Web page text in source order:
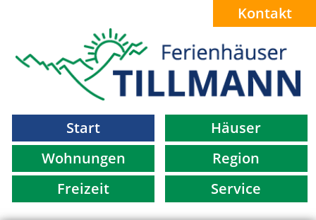
Kontakt
Start
Häuser
Wohnungen
Region
Freizeit
Service